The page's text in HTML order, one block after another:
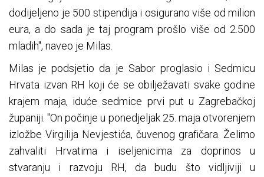
dodijeljeno je 500 stipendija i osigurano više od milion
eura, a do sada je taj program prošlo više od 2.500
mladih", naveo je Milas.
Milas je podsjetio da je Sabor proglasio i Sedmicu
Hrvata izvan RH koji će se obilježavati svake godine
krajem maja, iduće sedmice prvi put u Zagrebačkoj
županiji. "On počinje u ponedjeljak 25. maja otvorenjem
izložbe Virgilija Nevjestića, čuvenog grafičara. Želimo
zahvaliti Hrvatima i iseljenicima za doprinos u
stvaranju i razvoju RH, da budu što vidljiviji u